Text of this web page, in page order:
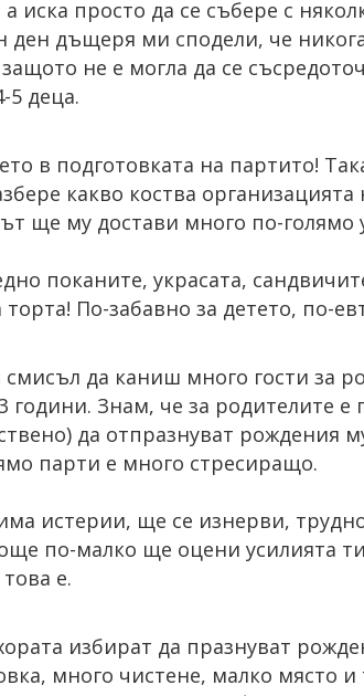
иска просто да се събере с
ден дъщеря ми сподели, че
не е могла да се
5 деца.
в подготовката на партито!
какво коства
ще му достави много по-голямо
поканите, украсата,
По-забавно за детето, по-
да каниш много гости за
Знам, че за родителите е
да отпразнуват рождения
парти е много стресиращо.
истерии, ще се изнерви,
по-малко ще оцени усилията
е.
избират да празнуват
много чистене, малко място